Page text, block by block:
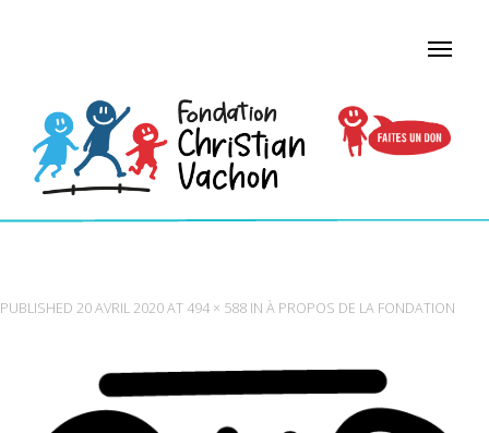
PUBLISHED 20 AVRIL 2020AT 494 × 588 IN À PROPOS DE LA FONDATION